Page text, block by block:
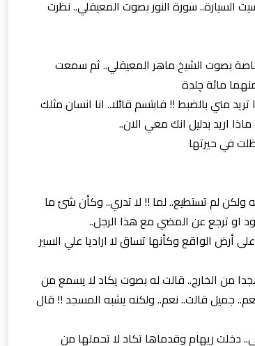
السيارة.. سورة النور بصوت المعيقلي.. نظرت
بصوت الشيخ ماهر المعيقلي.. ثم سمعت
مائة چلدة
مني بالضبط !! فابتسم قائلا.. انا انسان مثلك
اريد بدليل انك معي الان..
في حيرتها
ولكن لم تستطيع.. لما !! لا تدري.. وكأن شئ ما
او ترجع عن المضي مع هذا الرجل..
أرض الواقع وكأنها تساق لا اراديا علي السير
من الخارج.. قالت له بصوت يكاد لا يسمع من
جميل قالت.. نعم.. ولكنه يشبه المسجد !! قال
دخلت ريهام وقدماها تكاد لا تحملها من